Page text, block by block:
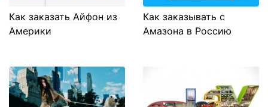
Как заказать Айфон из
Америки
Как заказывать с
Амазона в Россию